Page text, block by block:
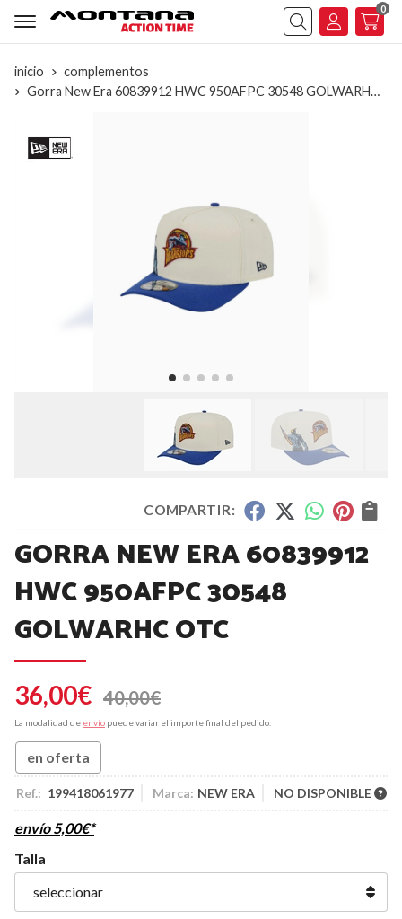
Buscar
0
inicio
complementos
Gorra New Era 60839912 HWC 950AFPC 30548 GOLWARHC otc
COMPARTIR:
GORRA NEW ERA 60839912
HWC 950AFPC 30548
GOLWARHC OTC
36,00€ 40,00€
La modalidad de envío puede variar el importe final del pedido.
en oferta
Ref.: 199418061977 Marca: NEW ERA NO DISPONIBLE
envío 5,00€*
Talla